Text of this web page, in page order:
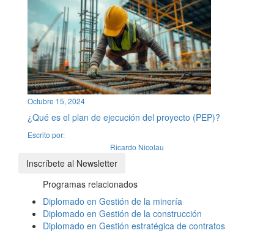
Octubre 15, 2024
¿Qué es el plan de ejecución del proyecto (PEP)?
Escrito por:
Ricardo Nicolau
Inscríbete al Newsletter
Programas relacionados
Diplomado en Gestión de la minería
Diplomado en Gestión de la construcción
Diplomado en Gestión estratégica de contratos